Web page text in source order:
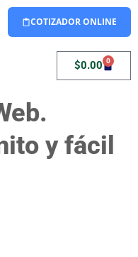
COTIZADOR ONLINE
$0.00 0
y fácil